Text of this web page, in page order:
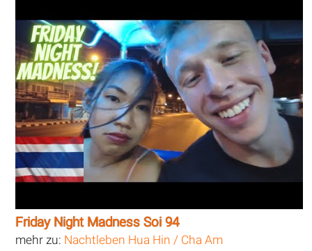
Friday Night Madness Soi 94
mehr zu: Nachtleben Hua Hin / Cha Am